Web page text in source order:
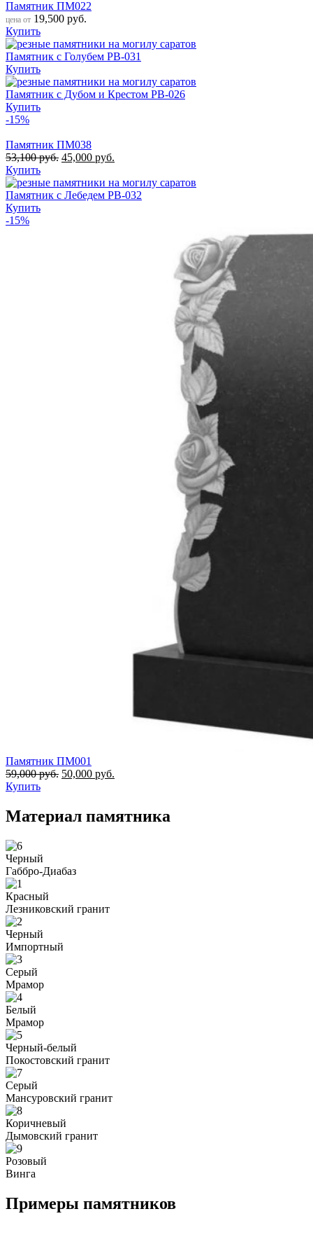
Памятник ПМ022
цена от 19,500 руб.
Купить
Памятник с Голубем РВ-031
Купить
Памятник с Дубом и Крестом РВ-026
Купить
-15%
Памятник ПМ038
53,100руб. 45,000 руб.
Купить
Памятник с Лебедем РВ-032
Купить
-15%
Памятник ПМ001
59,000руб. 50,000 руб.
Купить
Материал памятника
Черный
Габбро-Диабаз
Красный
Лезниковский гранит
Черный
Импортный
Серый
Мрамор
Белый
Мрамор
Черный-белый
Покостовский гранит
Серый
Мансуровский гранит
Коричневый
Дымовский гранит
Розовый
Винга
Примеры памятников